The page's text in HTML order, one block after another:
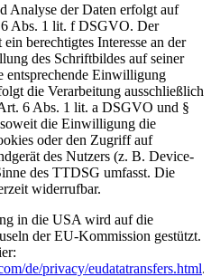
Analyse der Daten erfolgt auf
Abs. 1 lit. f DSGVO. Der
berechtigtes Interesse an der
des Schriftbildes auf seiner
entsprechende Einwilligung
die Verarbeitung ausschließlich
6 Abs. 1 lit. a DSGVO und §
die Einwilligung die
oder den Zugriff auf
des Nutzers (z. B. Device-
des TTDSG umfasst. Die
widerrufbar.
in die USA wird auf die
der EU-Kommission gestützt.
de/privacy/eudatatransfers.html.